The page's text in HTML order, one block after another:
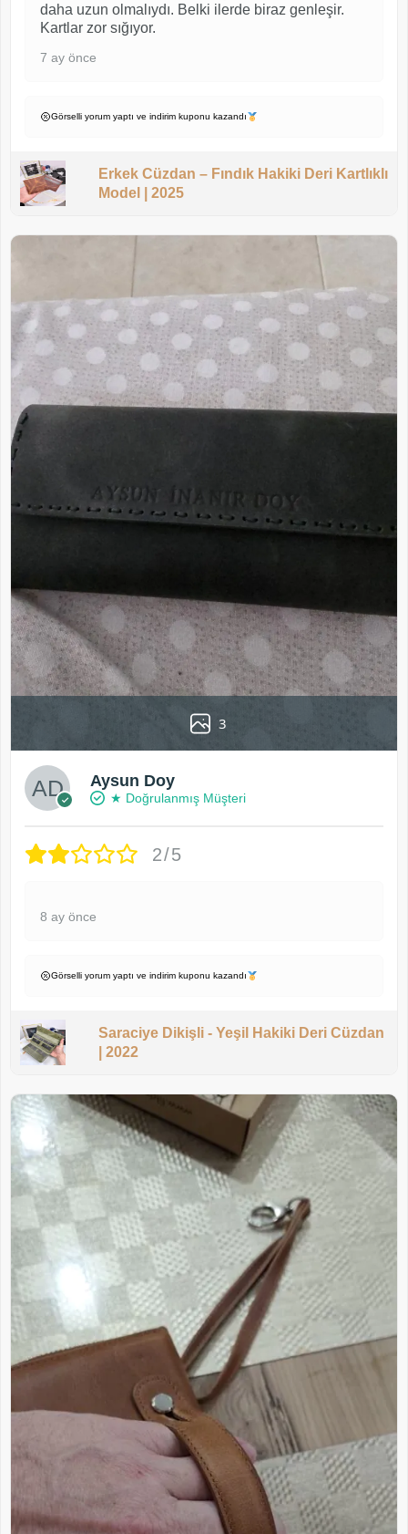
daha uzun olmalıydı. Belki ilerde biraz genleşir.
Kartlar zor sığıyor.
7 ay önce
Görselli yorum yaptı ve indirim kuponu kazandı
Erkek Cüzdan – Fındık Hakiki Deri Kartlıklı
Model | 2025
3
Aysun Doy
★ Doğrulanmış Müşteri
2/5
8 ay önce
Görselli yorum yaptı ve indirim kuponu kazandı
Saraciye Dikişli - Yeşil Hakiki Deri Cüzdan
| 2022